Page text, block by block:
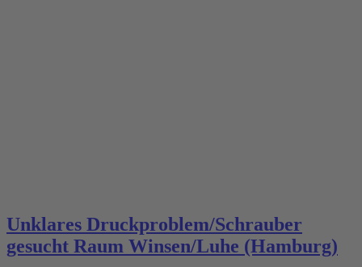
Unklares Druckproblem/Schrauber
gesucht Raum Winsen/Luhe (Hamburg)